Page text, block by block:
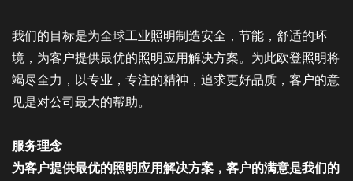
我们的目标是为全球工业照明制造安全，节能，舒适的环
境，为客户提供最优的照明应用解决方案。为此欧登照明将
竭尽全力，以专业，专注的精神，追求更好品质，客户的意
见是对公司最大的帮助。
服务理念
为客户提供最优的照明应用解决方案，客户的满意是我们的